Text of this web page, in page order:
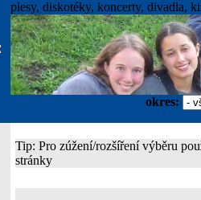
plesy, diskotéky, koncerty, divadla,
okres:
Tip: Pro zúžení/rozšíření výběru
stránky